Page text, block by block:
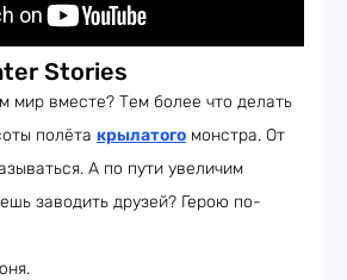
Stories
мир вместе? Тем более что делать
полёта крылатого монстра. От
А по пути увеличим
заводить друзей? Герою по-